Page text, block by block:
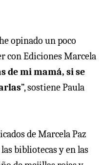
opinado un poco
con Ediciones Marcela
de mi mamá, si se
”, sostiene Paula
de Marcela Paz
bibliotecas y en las